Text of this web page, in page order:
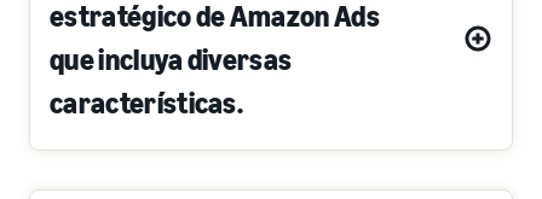
estratégico de Amazon Ads
que incluya diversas
características.